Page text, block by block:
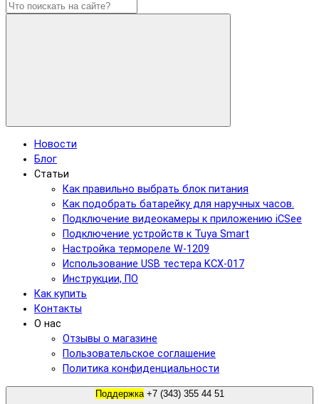
Новости
Блог
Статьи
Как правильно выбрать блок питания
Как подобрать батарейку для наручных часов.
Подключение видеокамеры к приложению iCSee
Подключение устройств к Tuya Smart
Настройка термореле W-1209
Использование USB тестера KCX-017
Инструкции, ПО
Как купить
Контакты
О нас
Отзывы о магазине
Пользовательское соглашение
Политика конфиденциальности
Поддержка +7 (343) 355 44 51